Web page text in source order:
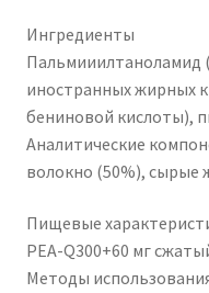
Ингредиенты
Пальмииилтаноламид
иностранных жирных
бениновой кислоты),
Аналитические
волокно (50%), сырые
Пищевые
PEA-Q300+60 мг
Методы